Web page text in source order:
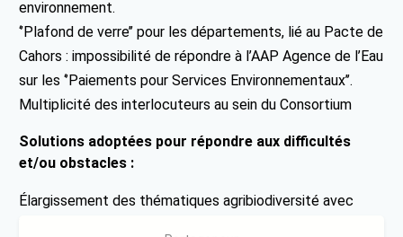
environnement.
‘’Plafond de verre’’ pour les départements, lié au Pacte de
Cahors : impossibilité de répondre à l’AAP Agence de l’Eau
sur les ‘’Paiements pour Services Environnementaux’’.
Multiplicité des interlocuteurs au sein du Consortium
Solutions adoptées pour répondre aux difficultés
et/ou obstacles :
Élargissement des thématiques agribiodiversité avec